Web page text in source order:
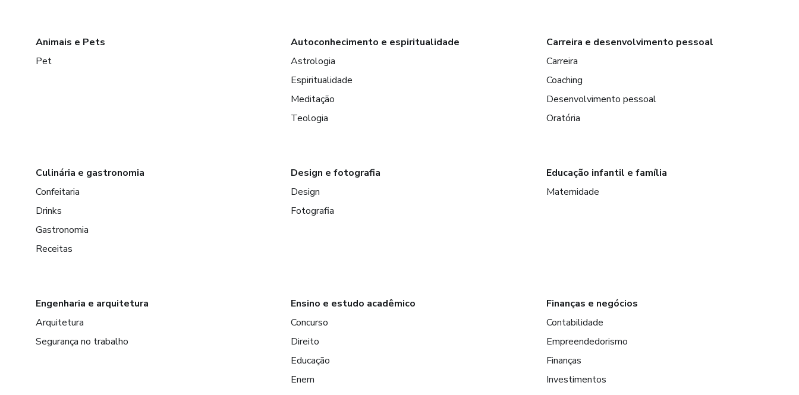
Animais e Pets
Pet
Autoconhecimento e espiritualidade
Astrologia
Espiritualidade
Meditação
Teologia
Carreira e desenvolvimento pessoal
Carreira
Coaching
Desenvolvimento pessoal
Oratória
Culinária e gastronomia
Confeitaria
Drinks
Gastronomia
Receitas
Design e fotografia
Design
Fotografia
Educação infantil e família
Maternidade
Engenharia e arquitetura
Arquitetura
Segurança no trabalho
Ensino e estudo acadêmico
Concurso
Direito
Educação
Enem
Finanças e negócios
Contabilidade
Empreendedorismo
Finanças
Investimentos